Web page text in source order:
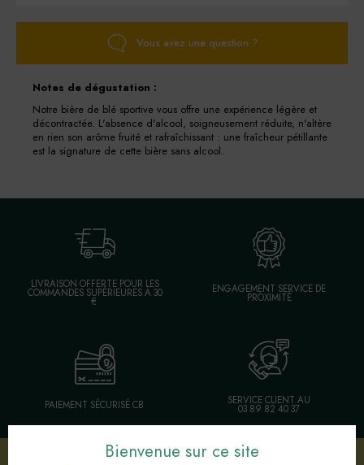
Notes de dégustation :
Notre bière de blé sportive vous offre une expérience légère et
décontractée. L'absence d'alcool, soigneusement réduite, n'altère
en rien son arôme fruité et rafraîchissant : une fraîcheur pétillante
est la signature de cette bière sans alcool.
Vous avez une question ?
LIVRAISON OFFERTE POUR LES
COMMANDES SUPÉRIEURES À 30
€
ENGAGEMENT SERVICE DE
PROXIMITÉ
PAIEMENT SÉCURISÉ CB SERVICE CLIENT AU
03 89 82 40 37
Bienvenue sur ce site